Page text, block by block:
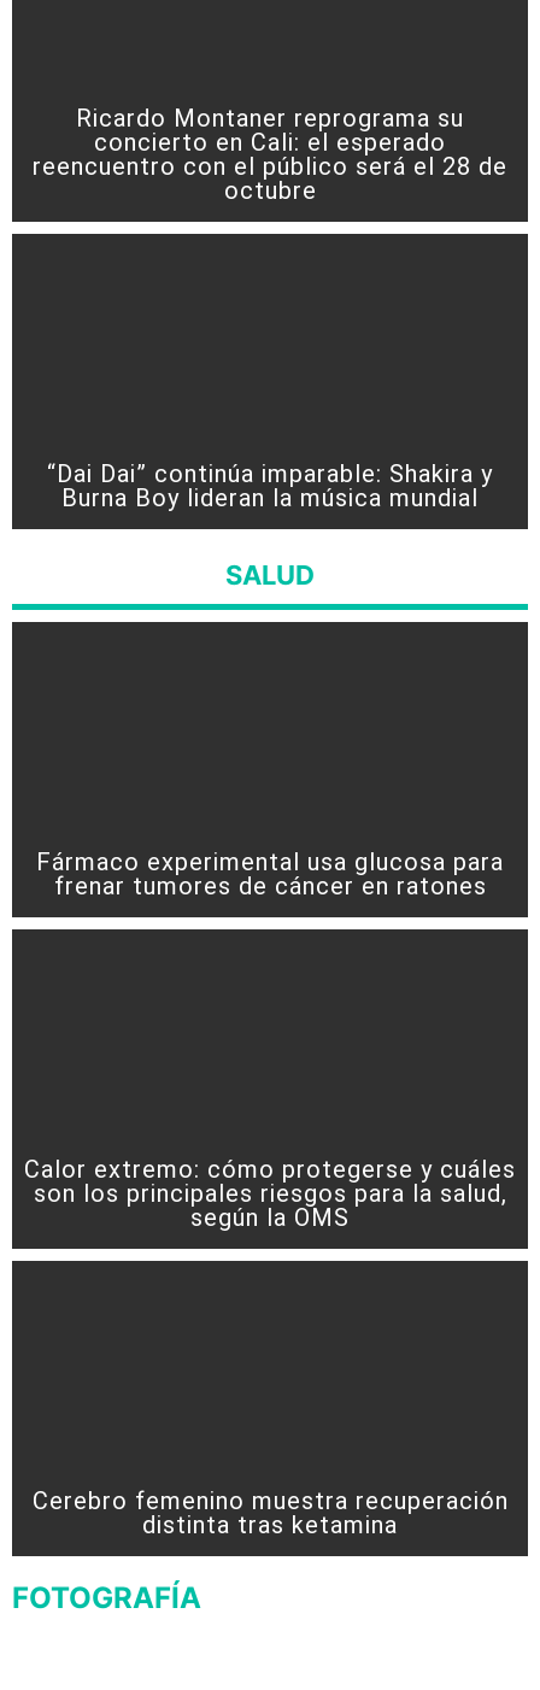
Ricardo Montaner reprograma su
concierto en Cali: el esperado
reencuentro con el público será el 28 de
octubre
“Dai Dai” continúa imparable: Shakira y
Burna Boy lideran la música mundial
SALUD
Fármaco experimental usa glucosa para
frenar tumores de cáncer en ratones
Calor extremo: cómo protegerse y cuáles
son los principales riesgos para la salud,
según la OMS
Cerebro femenino muestra recuperación
distinta tras ketamina
FOTOGRAFÍA